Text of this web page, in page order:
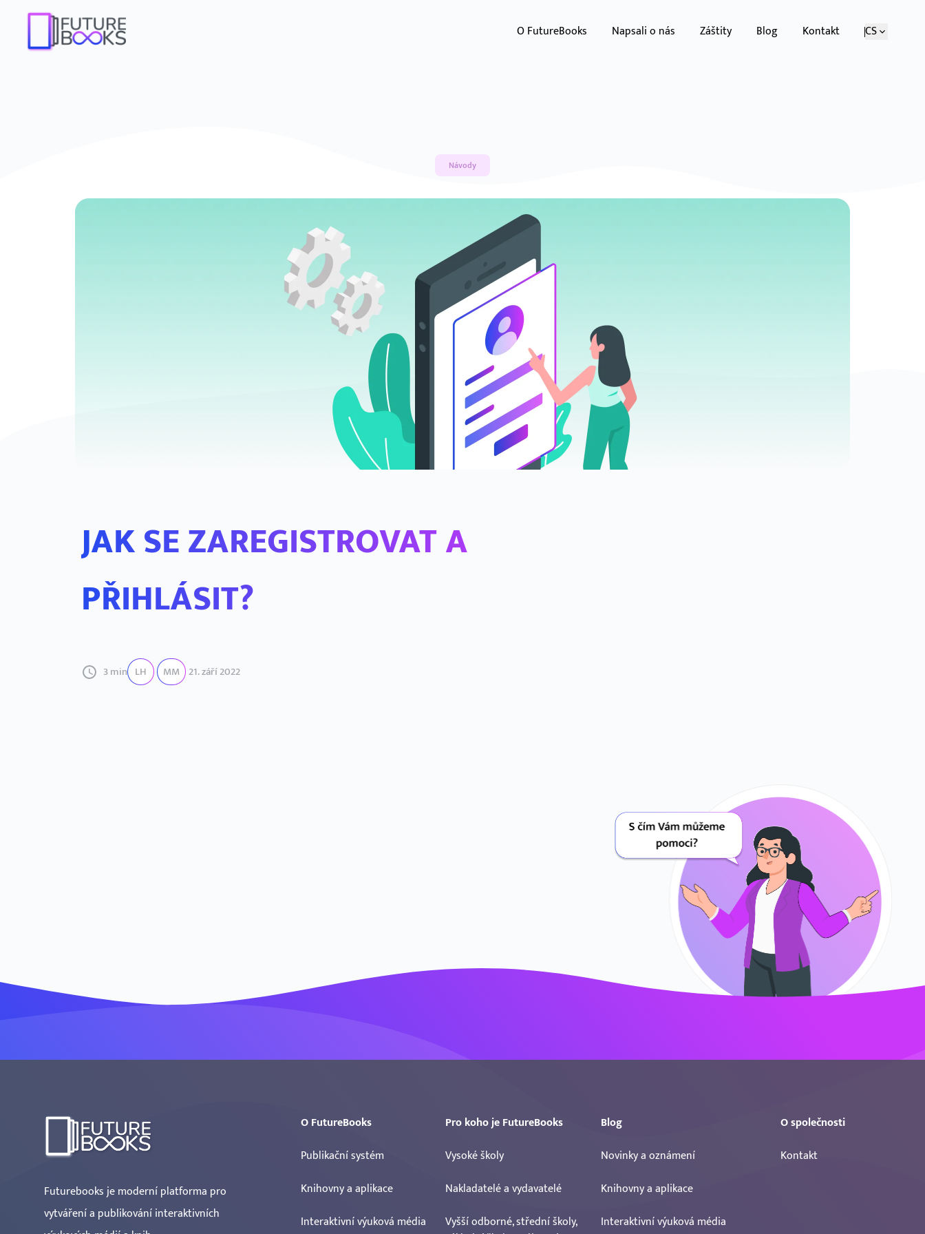
O FutureBooks Napsali o nás Záštity Blog Kontakt CS
Návody
JAK SE ZAREGISTROVAT A
PŘIHLÁSIT?
3 min LH MM 21. září 2022
Futurebooks je moderní platforma pro
vytváření a publikování interaktivních
O FutureBooks
Publikační systém
Knihovny a aplikace
Interaktivní výuková média
Pro koho je FutureBooks
Vysoké školy
Nakladatelé a vydavatelé
Vyšší odborné, střední školy,
Blog
Novinky a oznámení
Knihovny a aplikace
Interaktivní výuková média
O společnosti
Kontakt